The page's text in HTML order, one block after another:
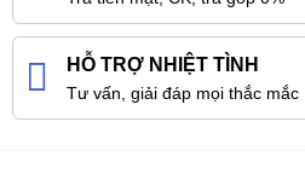
HỖ TRỢ NHIỆT TÌNH
Tư vấn, giải đáp mọi thắc mắc